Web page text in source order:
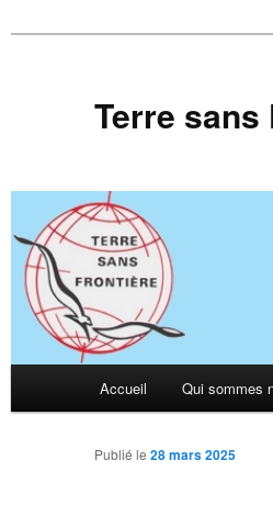
Terre sans
Accueil Qui sommes
Publié le 28 mars 2025